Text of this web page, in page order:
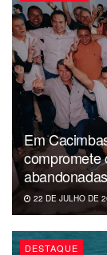
Em
compromete
22 DE JULHO DE
DESTAQUE